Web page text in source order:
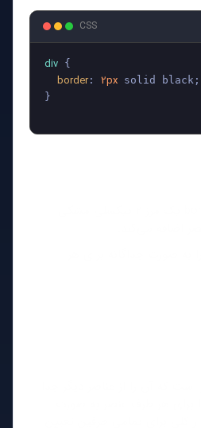
CSS
div {
border: 2px solid black;
}